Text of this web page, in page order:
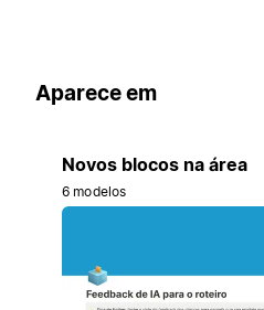
Aparece em
Novos blocos na área
6 modelos